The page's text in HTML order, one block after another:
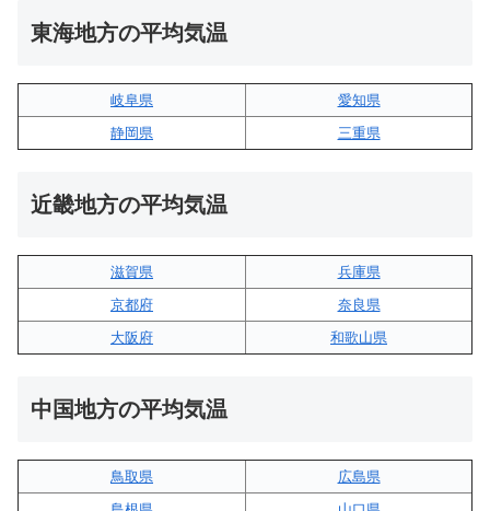
東海地方の平均気温
岐阜県
愛知県
静岡県
三重県
近畿地方の平均気温
滋賀県
兵庫県
京都府
奈良県
大阪府
和歌山県
中国地方の平均気温
鳥取県
広島県